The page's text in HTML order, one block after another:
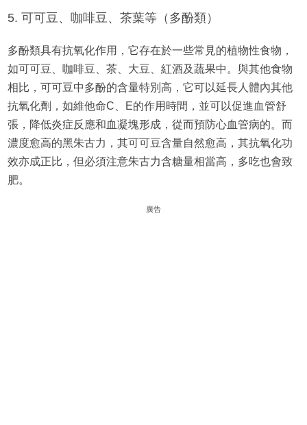
5. 可可豆、咖啡豆、茶葉等（多酚類）
多酚類具有抗氧化作用，它存在於一些常見的植物性食物，
如可可豆、咖啡豆、茶、大豆、紅酒及蔬果中。與其他食物
相比，可可豆中多酚的含量特別高，它可以延長人體內其他
抗氧化劑，如維他命C、E的作用時間，並可以促進血管舒
張，降低炎症反應和血凝塊形成，從而預防心血管病的。而
濃度愈高的黑朱古力，其可可豆含量自然愈高，其抗氧化功
效亦成正比，但必須注意朱古力含糖量相當高，多吃也會致
肥。
廣告